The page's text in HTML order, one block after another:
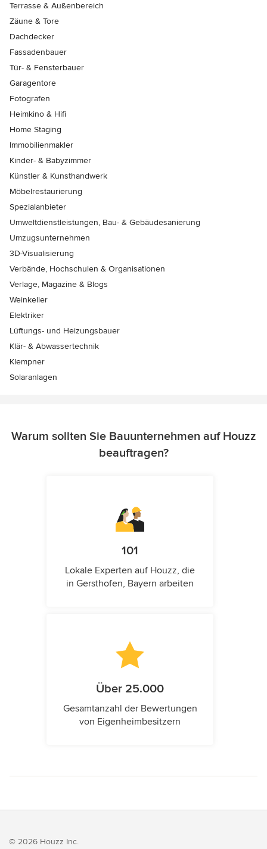
Terrasse & Außenbereich
Zäune & Tore
Dachdecker
Fassadenbauer
Tür- & Fensterbauer
Garagentore
Fotografen
Heimkino & Hifi
Home Staging
Immobilienmakler
Kinder- & Babyzimmer
Künstler & Kunsthandwerk
Möbelrestaurierung
Spezialanbieter
Umweltdienstleistungen, Bau- & Gebäudesanierung
Umzugsunternehmen
3D-Visualisierung
Verbände, Hochschulen & Organisationen
Verlage, Magazine & Blogs
Weinkeller
Elektriker
Lüftungs- und Heizungsbauer
Klär- & Abwassertechnik
Klempner
Solaranlagen
Warum sollten Sie Bauunternehmen auf Houzz
beauftragen?
101
Lokale Experten auf Houzz, die
in Gersthofen, Bayern arbeiten
Über 25.000
Gesamtanzahl der Bewertungen
von Eigenheimbesitzern
© 2026 Houzz Inc.